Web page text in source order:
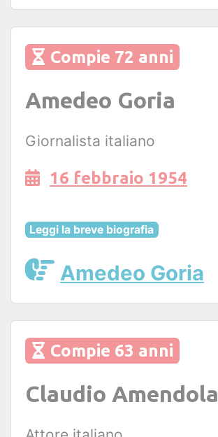
Compie 72 anni
Amedeo Goria
Giornalista italiano
16 febbraio 1954
Leggi la breve biografia
Amedeo Goria
Compie 63 anni
Claudio Amendola